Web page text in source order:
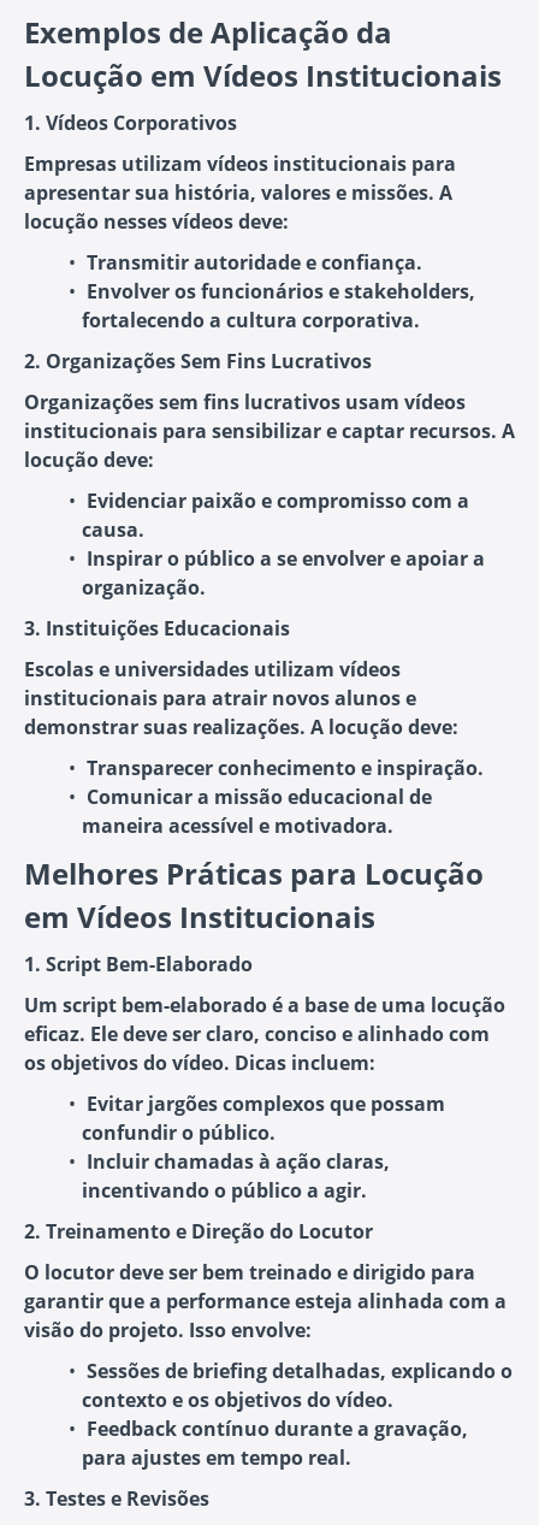
Exemplos de Aplicação da
Locução em Vídeos Institucionais
1. Vídeos Corporativos
Empresas utilizam vídeos institucionais para
apresentar sua história, valores e missões. A
locução nesses vídeos deve:
Transmitir autoridade e confiança.
Envolver os funcionários e stakeholders,
fortalecendo a cultura corporativa.
2. Organizações Sem Fins Lucrativos
Organizações sem fins lucrativos usam vídeos
institucionais para sensibilizar e captar recursos. A
locução deve:
Evidenciar paixão e compromissocom a
causa.
Inspirar o públicoa se envolver e apoiar a
organização.
3. Instituições Educacionais
Escolas e universidades utilizam vídeos
institucionais para atrair novos alunos e
demonstrar suas realizações. A locução deve:
Transparecer conhecimento e inspiração.
Comunicar a missão educacional de
maneira acessível e motivadora.
Melhores Práticas para Locução
em Vídeos Institucionais
1. Script Bem-Elaborado
Um script bem-elaborado é a base de uma locução
eficaz. Ele deve ser claro, conciso e alinhado com
os objetivos do vídeo. Dicas incluem:
Evitar jargões complexosque possam
confundir o público.
Incluir chamadas à ação claras,
incentivando o público a agir.
2. Treinamento e Direção do Locutor
O locutor deve ser bem treinado e dirigido para
garantir que a performance esteja alinhada com a
visão do projeto. Isso envolve:
Sessões de briefing detalhadas, explicando o
contexto e os objetivos do vídeo.
Feedback contínuo durante a gravação,
para ajustes em tempo real.
3. Testes e Revisões